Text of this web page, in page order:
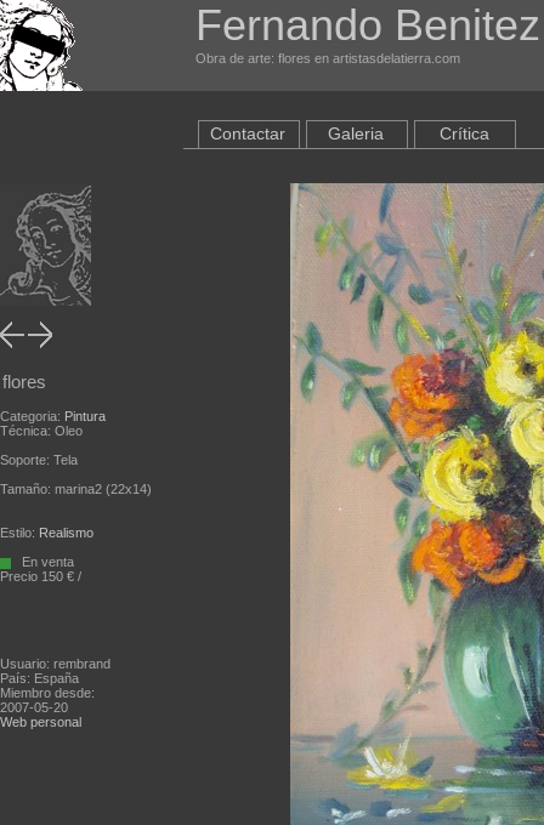
Fernando Benitez
Obra de arte: flores en artistasdelatierra.com
flores
Categoria: Pintura
Técnica: Oleo
Soporte: Tela
Tamaño: marina2 (22x14)
Estilo: Realismo
En venta
Precio 150 € /
Usuario: rembrand
País: España
Miembro desde:
2007-05-20
Web personal
Contactar Galeria Crítica